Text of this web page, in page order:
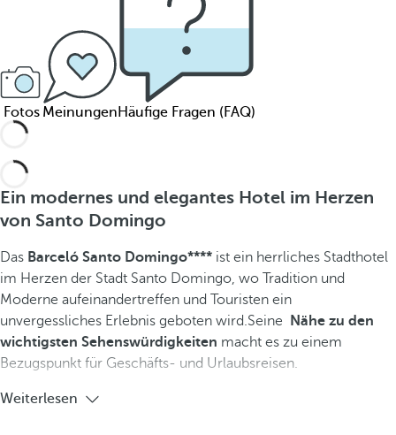
Fotos Meinungen Häufige Fragen (FAQ)
Ein modernes und elegantes Hotel im Herzen
von Santo Domingo
Das Barceló Santo Domingo**** ist ein herrliches Stadthotel
im Herzen der Stadt Santo Domingo, wo Tradition und
Moderne aufeinandertreffen und Touristen ein
unvergessliches Erlebnis geboten wird.Seine
Nähe zu den
wichtigsten Sehenswürdigkeiten macht es zu einem
Bezugspunkt für Geschäfts- und Urlaubsreisen.
Weiterlesen